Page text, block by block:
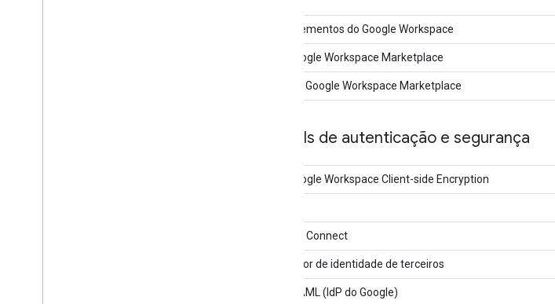
Complementos do Google Workspace
API Google Workspace Marketplace
SDK do Google Workspace Marketplace
APIs de autenticação e segurança
API Google Workspace Client-side Encryption
OpenID Connect
Provedor de identidade de terceiros
App SAML (IdP do Google)